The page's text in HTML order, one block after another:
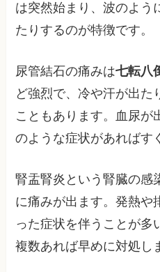
は突然始まり、波のよう
たりするのが特徴です。
尿管結石の痛みは七転八
ど強烈で、冷や汗が出た
こともあります。血尿が
のような症状があればす
腎盂腎炎という腎臓の感
に痛みが出ます。発熱や
った症状を伴うことが多
複数あれば早めに対処し